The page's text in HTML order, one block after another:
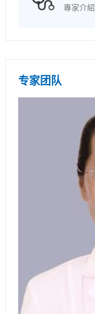
專家介紹
专家团队